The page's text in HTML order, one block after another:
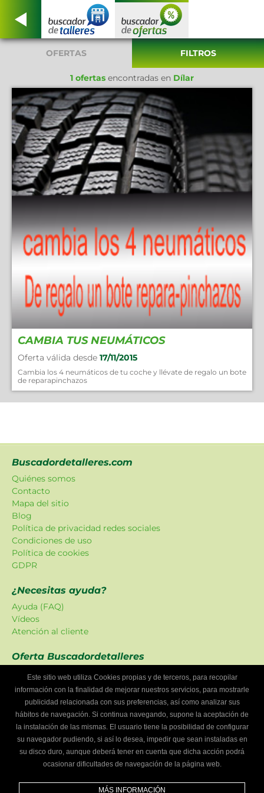
OFERTAS FILTROS
1 ofertas encontradas en Dílar
CAMBIA TUS NEUMÁTICOS
Oferta válida desde 17/11/2015
Cambia los 4 neumáticos de tu coche y llévate de regalo un bote
de reparapinchazos
Buscadordetalleres.com
Quiénes somos
Contacto
Mapa del sitio
Blog
Política de privacidad redes sociales
Condiciones de uso
Política de cookies
GDPR
¿Necesitas ayuda?
Ayuda (FAQ)
Vídeos
Atención al cliente
Oferta Buscadordetalleres
Las promociones han sido creadas en exclusiva para
nuestra plataforma.
¿Eres un taller mecánico?
Escríbenos y te informaremos cómo formar parte de
Buscador de talleres.
Infórmate
Síguenos
Este sitio web utiliza Cookies propias y de terceros, para recopilar
información con la finalidad de mejorar nuestros servicios, para mostrarle
publicidad relacionada con sus preferencias, así como analizar sus
hábitos de navegación. Si continua navegando, supone la aceptación de
la instalación de las mismas. El usuario tiene la posibilidad de configurar
su navegador pudiendo, si así lo desea, impedir que sean instaladas en
su disco duro, aunque deberá tener en cuenta que dicha acción podrá
ocasionar dificultades de navegación de la página web.
MÁS INFORMACIÓN